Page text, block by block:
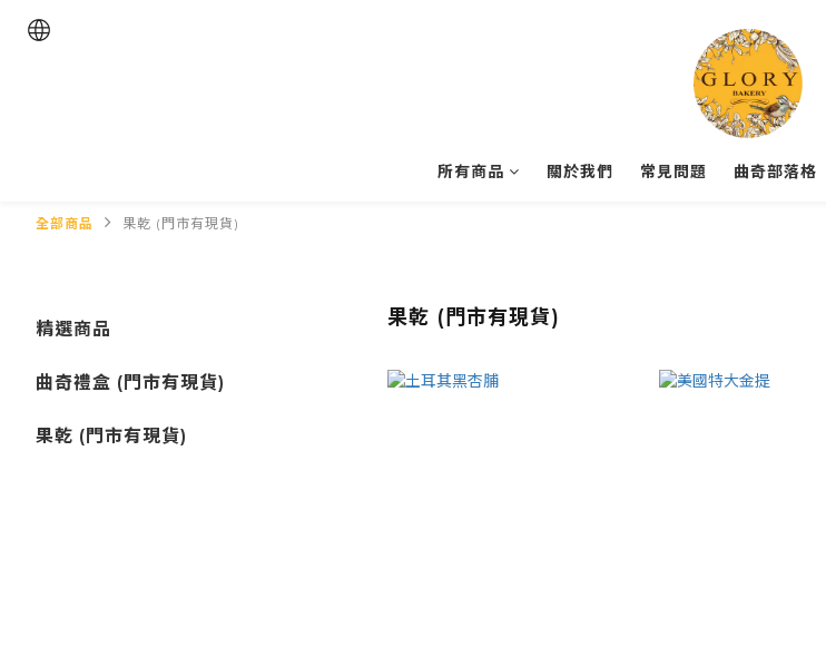
所有商品 關於我們 常見問題 曲奇部落格
全部商品 果乾 (門市有現貨)
精選商品
曲奇禮盒 (門市有現貨)
果乾 (門市有現貨)
果乾 (門市有現貨)